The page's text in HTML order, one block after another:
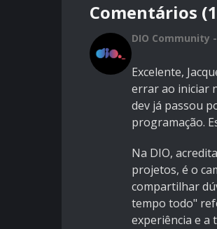
Comentários
DIO Community
Excelente,
errar ao iniciar
dev já passou
programação.
Na DIO,
projetos, é o
compartilhar
tempo todo"
experiência e a